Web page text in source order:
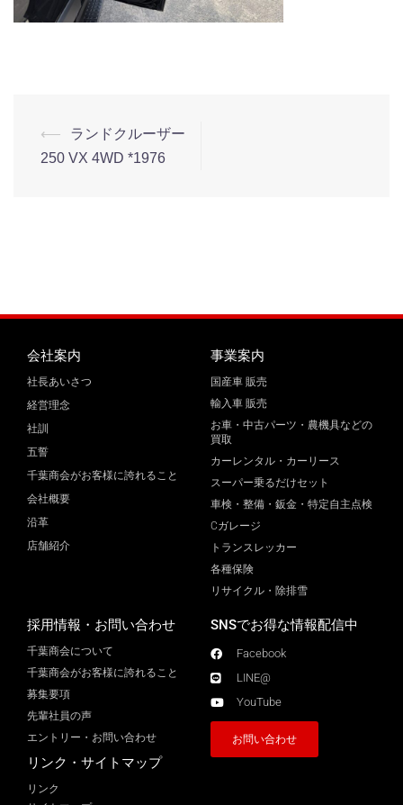
⟵
ランドクルーザー
250 VX 4WD *1976
会社案内
社長あいさつ
経営理念
社訓
五誓
千葉商会がお客様に誇れること
会社概要
沿革
店舗紹介
事業案内
国産車 販売
輸入車 販売
お車・中古パーツ・農機具などの
買取
カーレンタル・カーリース
スーパー乗るだけセット
車検・整備・鈑金・特定自主点検
Cガレージ
トランスレッカー
各種保険
リサイクル・除排雪
採用情報・お問い合わせ
千葉商会について
千葉商会がお客様に誇れること​
募集要項
先輩社員の声
エントリー・お問い合わせ
リンク・サイトマップ
リンク
SNSでお得な情報配信中
Facebook
LINE@
YouTube
お問い合わせ